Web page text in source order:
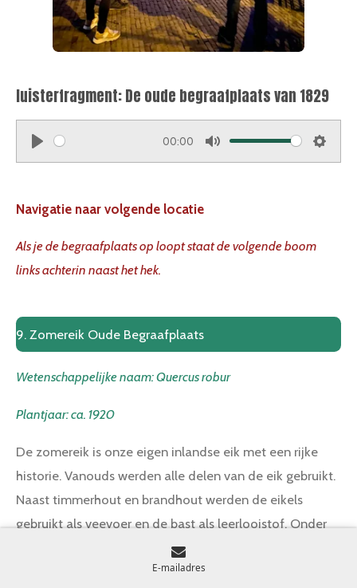
luisterfragment: De oude begraafplaats van 1829
P
a
00:00
M
S
s
Navigatie naar volgende locatie
Als je de begraafplaats op loopt staat de volgende boom
links achterin naast het hek.
9. Zomereik Oude Begraafplaats
Wetenschappelijke naam: Quercus robur
Plantjaar: ca. 1920
De zomereik is onze eigen inlandse eik met een rijke
historie. Vanouds werden alle delen van de eik gebruikt.
Naast timmerhout en brandhout werden de eikels
gebruikt als veevoer en de bast als leerlooistof. Onder
gunstige omstandigheden kunnen zomereiken heel oud
worden. In Nederland is dat tot wel 500 jaar oud, maar
E-mailadres